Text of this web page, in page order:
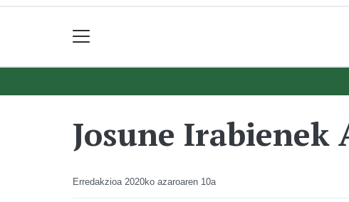
Josune
Erredakzioa 2020ko azaroaren 10a